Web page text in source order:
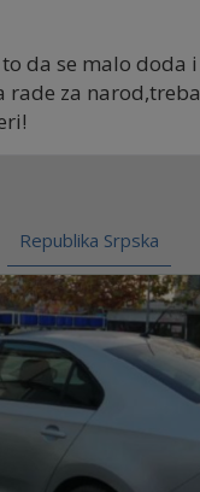
da se malo doda
rade za
Republika Srpska